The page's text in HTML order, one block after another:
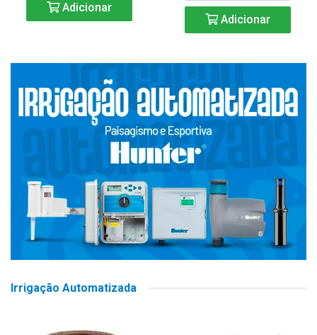
Adicionar
Adicionar
Irrigação Automatizada